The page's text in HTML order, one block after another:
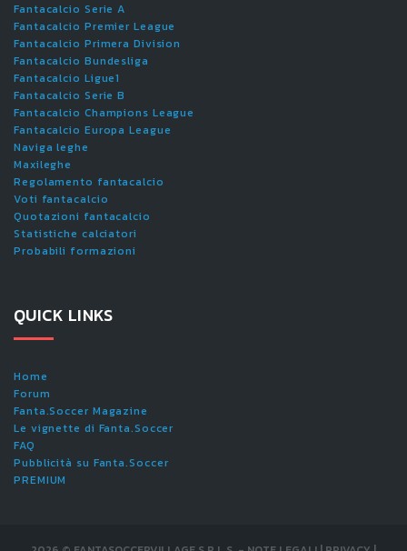
Fantacalcio Serie A
Fantacalcio Premier League
Fantacalcio Primera Division
Fantacalcio Bundesliga
Fantacalcio Ligue1
Fantacalcio Serie B
Fantacalcio Champions League
Fantacalcio Europa League
Naviga leghe
Maxileghe
Regolamento fantacalcio
Voti fantacalcio
Quotazioni fantacalcio
Statistiche calciatori
Probabili formazioni
QUICK LINKS
Home
Forum
Fanta.Soccer Magazine
Le vignette di Fanta.Soccer
FAQ
Pubblicità su Fanta.Soccer
PREMIUM